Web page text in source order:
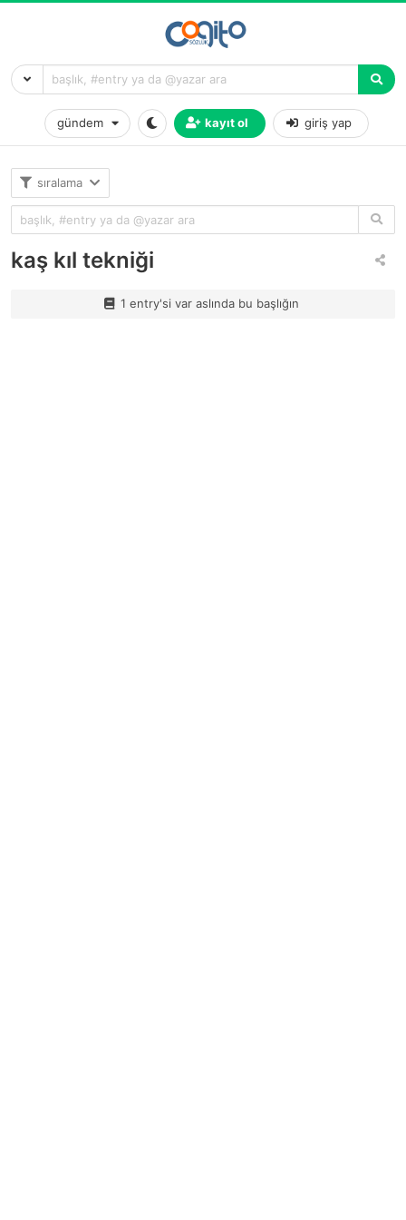
gündem kayıt ol giriş yap
sıralama
kaş kıl tekniği
1 entry'si var aslında bu başlığın